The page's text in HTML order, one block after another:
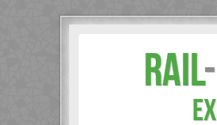
Rail-
ex